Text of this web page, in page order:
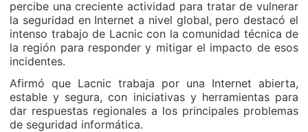
percibe una creciente actividad para tratar de vulnerar
la seguridad en Internet a nivel global, pero destacó el
intenso trabajo de Lacnic con la comunidad técnica de
la región para responder y mitigar el impacto de esos
incidentes.
Afirmó que Lacnic trabaja por una Internet abierta,
estable y segura, con iniciativas y herramientas para
dar respuestas regionales a los principales problemas
de seguridad informática.